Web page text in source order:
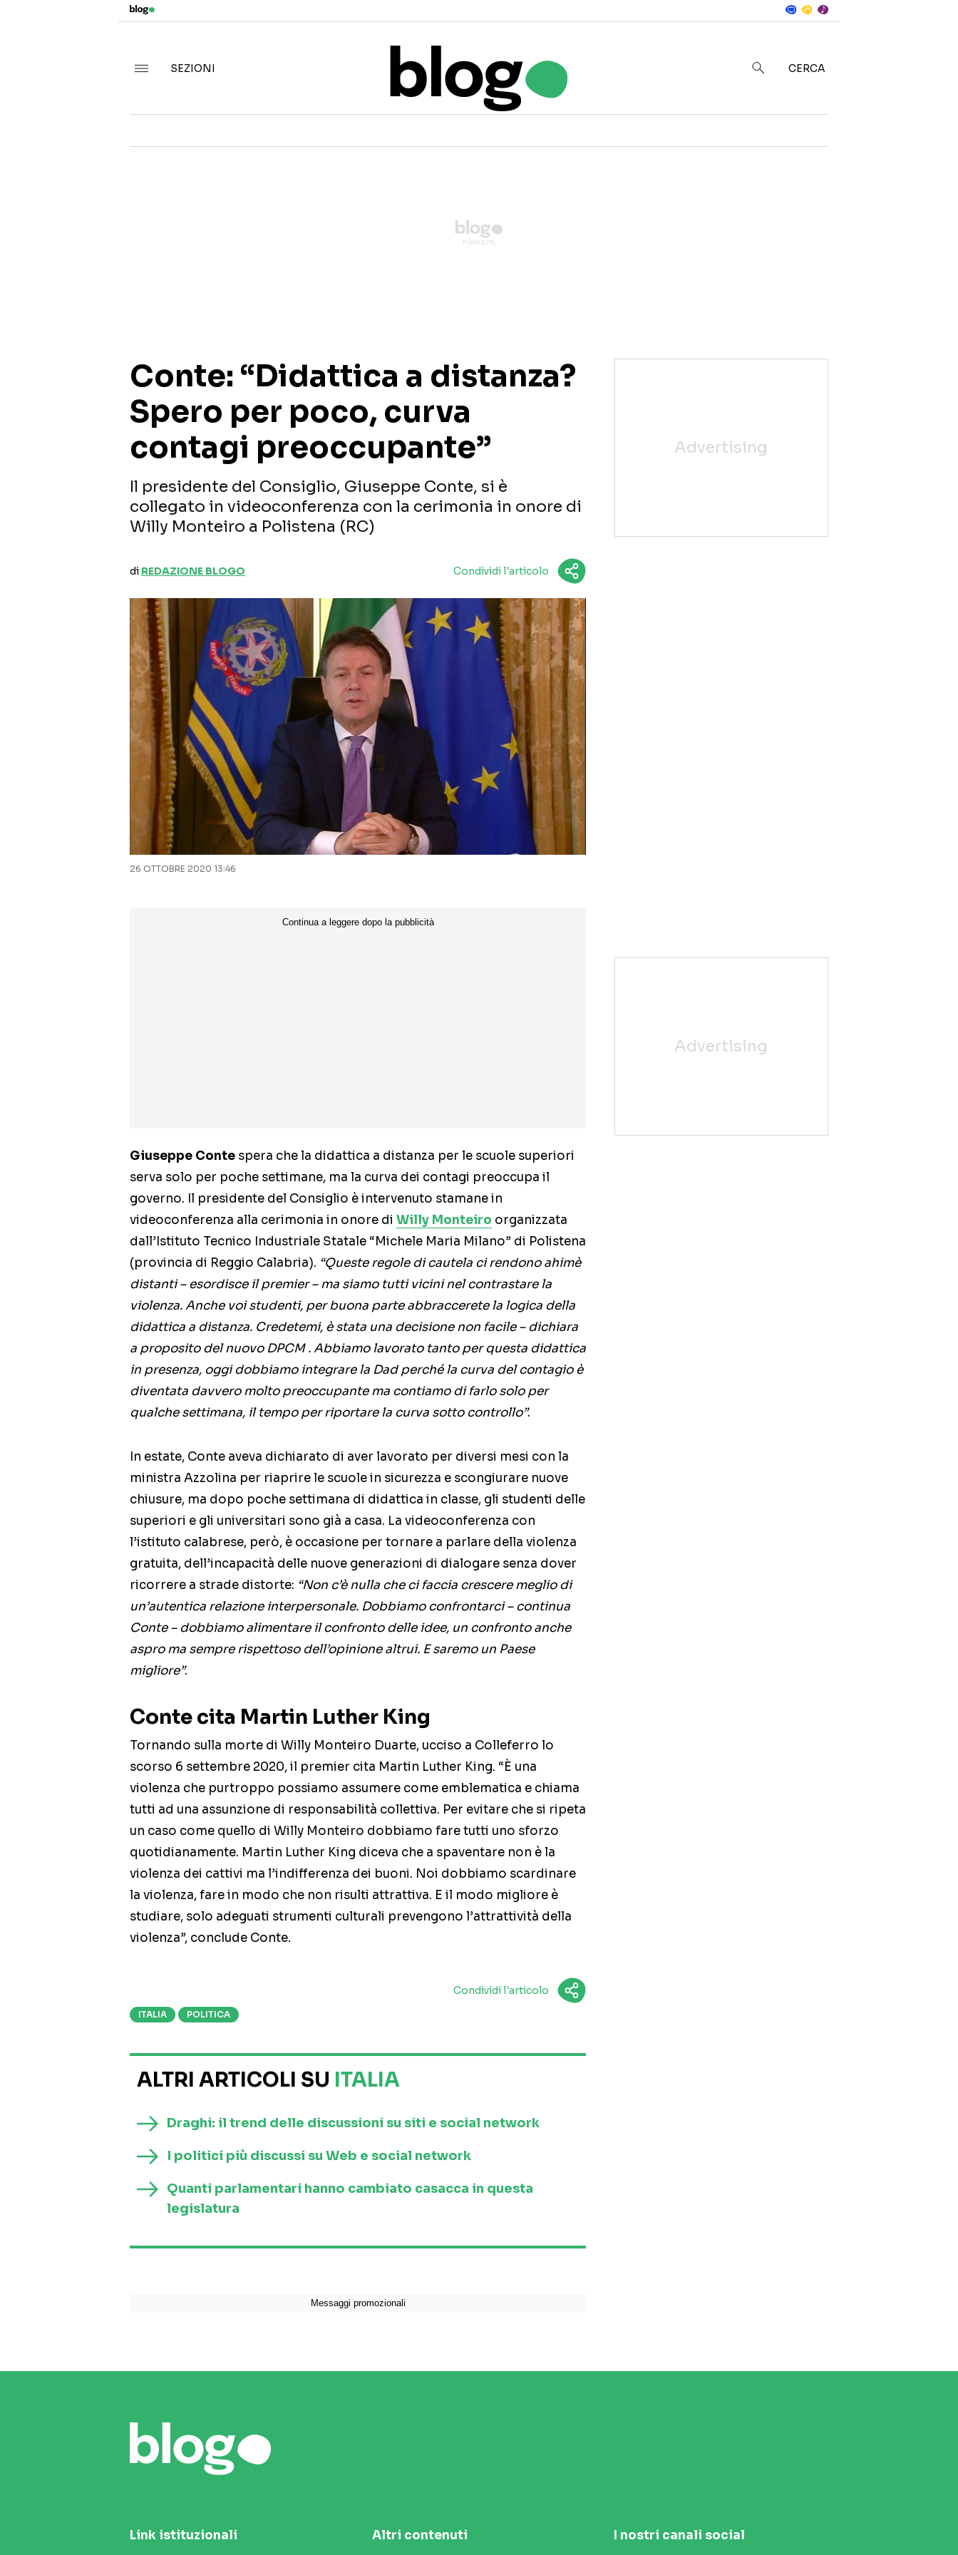
SEZIONI
CERCA
Conte: “Didattica a distanza?
Spero per poco, curva
contagi preoccupante”
Il presidente del Consiglio, Giuseppe Conte, si è
collegato in videoconferenza con la cerimonia in onore di
Willy Monteiro a Polistena (RC)
di REDAZIONE BLOGO Condividi l'articolo
26 OTTOBRE 2020 13:46
Giuseppe Conte spera che la didattica a distanza per le scuole superiori
serva solo per poche settimane, ma la curva dei contagi preoccupa il
governo. Il presidente del Consiglio è intervenuto stamane in
videoconferenza alla cerimonia in onore di Willy Monteiro organizzata
dall’Istituto Tecnico Industriale Statale “Michele Maria Milano” di Polistena
(provincia di Reggio Calabria). “Queste regole di cautela ci rendono ahimè
distanti – esordisce il premier – ma siamo tutti vicini nel contrastare la
violenza. Anche voi studenti, per buona parte abbraccerete la logica della
didattica a distanza. Credetemi, è stata una decisione non facile – dichiara
a proposito del nuovo DPCM . Abbiamo lavorato tanto per questa didattica
in presenza, oggi dobbiamo integrare la Dad perché la curva del contagio è
diventata davvero molto preoccupante ma contiamo di farlo solo per
qualche settimana, il tempo per riportare la curva sotto controllo”.
In estate, Conte aveva dichiarato di aver lavorato per diversi mesi con la
ministra Azzolina per riaprire le scuole in sicurezza e scongiurare nuove
chiusure, ma dopo poche settimana di didattica in classe, gli studenti delle
superiori e gli universitari sono già a casa. La videoconferenza con
l’istituto calabrese, però, è occasione per tornare a parlare della violenza
gratuita, dell’incapacità delle nuove generazioni di dialogare senza dover
ricorrere a strade distorte: “Non c’è nulla che ci faccia crescere meglio di
un’autentica relazione interpersonale. Dobbiamo confrontarci – continua
Conte – dobbiamo alimentare il confronto delle idee, un confronto anche
aspro ma sempre rispettoso dell’opinione altrui. E saremo un Paese
migliore”.
Conte cita Martin Luther King
Tornando sulla morte di Willy Monteiro Duarte, ucciso a Colleferro lo
scorso 6 settembre 2020, il premier cita Martin Luther King. “È una
violenza che purtroppo possiamo assumere come emblematica e chiama
tutti ad una assunzione di responsabilità collettiva. Per evitare che si ripeta
un caso come quello di Willy Monteiro dobbiamo fare tutti uno sforzo
quotidianamente. Martin Luther King diceva che a spaventare non è la
violenza dei cattivi ma l’indifferenza dei buoni. Noi dobbiamo scardinare
la violenza, fare in modo che non risulti attrattiva. E il modo migliore è
studiare, solo adeguati strumenti culturali prevengono l’attrattività della
violenza”, conclude Conte.
Condividi l'articolo
ITALIA POLITICA
ALTRI ARTICOLI SU ITALIA
Draghi: il trend delle discussioni su siti e social network
I politici più discussi su Web e social network
Quanti parlamentari hanno cambiato casacca in questa
legislatura
Link istituzionali Altri contenuti I nostri canali social